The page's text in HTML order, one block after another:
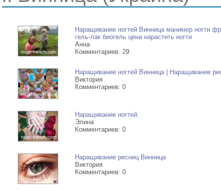
Наращивание ногтей Винница маникюр ногти
гель-лак биогель цена нарастить ногти
Анна
Комментариев: 29
Наращивание ногтей Винница | Наращивание
Виктория
Комментариев: 0
Наращивание ногтей.
Элина
Комментариев: 0
Наращивание ресниц Винница
Виктория
Комментариев: 0